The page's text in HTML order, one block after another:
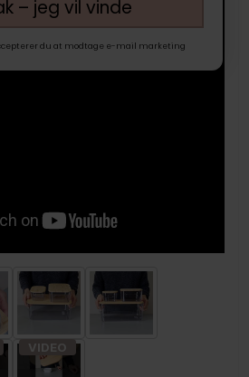
– jeg vil vinde
du at modtage e-mail marketing